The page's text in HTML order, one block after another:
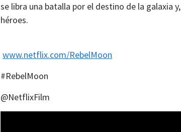
se libra una batalla por el destino de la galaxia
héroes.
www.netflix.com/RebelMoon
#RebelMoon
@NetflixFilm